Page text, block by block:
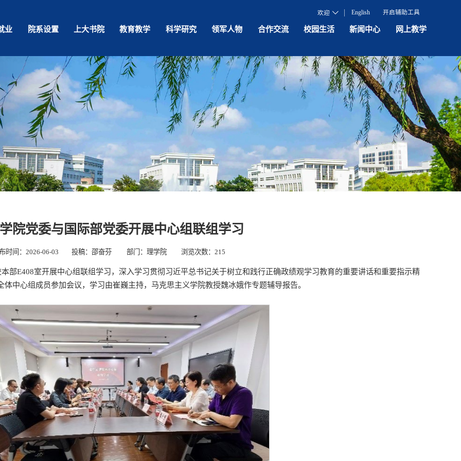
欢迎 English 开启辅助工具
业 院系设置 上大书院 教育教学 科学研究 领军人物 合作交流 校园生活 新闻中心 网上教学
院党委与国际部党委开展中心组联组学习
时间：2026-06-03 投稿：邵奋芬 部门：理学院 浏览次数： 215
部E408室开展中心组联组学习，深入学习贯彻习近平总书记关于树立和践行正确政绩观学习教育的重要讲话和重要指示精
中心组成员参加会议，学习由崔巍主持，马克思主义学院教授魏冰娥作专题辅导报告。